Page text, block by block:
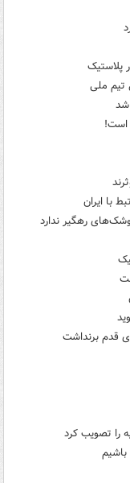
پلاستیک
است!
با ایران
رهگیر ندارد
قدم برنداشت
را تصویب کرد